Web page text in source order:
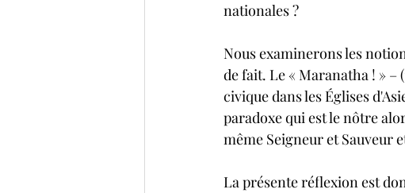
nationales ?
Nous examinerons les
de fait. Le « Maranatha ! » –
civique dans les Églises
paradoxe qui est le nôtre
même Seigneur et Sauveur
La présente réflexion est